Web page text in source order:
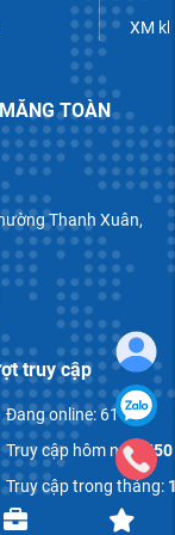
XM
TOÀN
Thanh Xuân,
truy cập
Đang online:61
Truy cập hôm nay:
550
Truy cập trong tháng:
Tổng lượt truy cập: